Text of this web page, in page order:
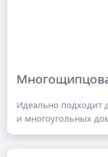
Идеально подходит
и многоугольных